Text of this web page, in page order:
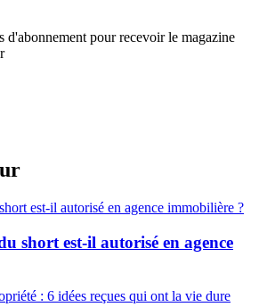
d'abonnement pour recevoir le magazine
short est-il autorisé en agence